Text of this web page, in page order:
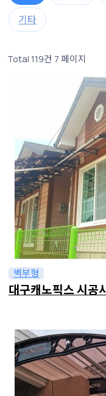
기타
Total 119건 7 페이지
벽부형
대구캐노픽스 시공